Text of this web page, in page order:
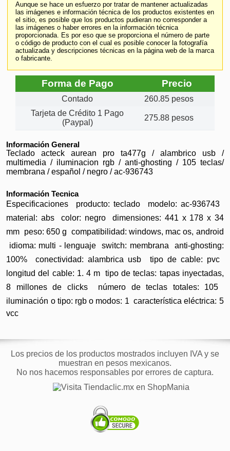
Aunque se hace un esfuerzo por tratar de mantener actualizadas
las imágenes e información técnica de los productos existentes en
el sitio, es posible que los productos pudieran no corresponder a
las imágenes o haber errores en la información técnica
proporcionada. Es por eso que se proporciona el número de parte
o código de producto con el cual es posible conocer la fotografía
actualizada y descripciones técnicas en la página web de la marca
o fabricante.
Forma de Pago Precio
Contado
260.85 pesos
Tarjeta de Crédito 1 Pago
(Paypal)
275.88 pesos
Información General
Teclado acteck aurean pro ta477g / alambrico usb /
multimedia / iluminacion rgb / anti-ghosting / 105 teclas/
membrana / español / negro / ac-936743
Información Tecnica
Especificaciones  producto: teclado  modelo: ac-936743 
material: abs  color: negro  dimensiones: 441 x 178 x 34
mm  peso: 650 g  compatibilidad: windows, mac os, android
 idioma: multi - lenguaje  switch: membrana  anti-ghosting:
100%  conectividad: alambrica usb  tipo de cable: pvc 
longitud del cable: 1. 4 m  tipo de teclas: tapas inyectadas,
8 millones de clicks  número de teclas totales: 105 
iluminación o tipo: rgb o modos: 1  característica eléctrica: 5
vcc
Los precios de los productos mostrados incluyen IVA y se
muestran en pesos mexicanos.
No nos hacemos responsables por errores de captura.